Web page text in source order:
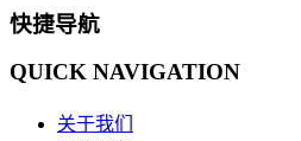
快捷导航
QUICK NAVIGATION
关于我们